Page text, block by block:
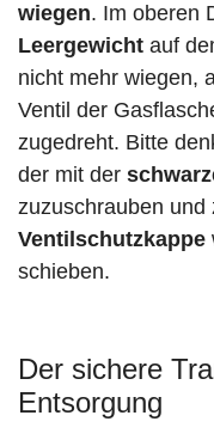
wiegen. Im oberen
Leergewicht auf
nicht mehr wiegen,
Ventil der
zugedreht. Bitte
der mit der
zuzuschrauben und
Ventilschutzkappe
schieben.
Der sichere
Entsorgung